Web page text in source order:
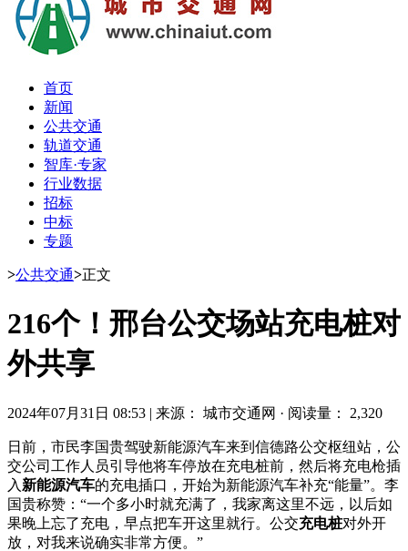
首页
新闻
公共交通
轨道交通
智库·专家
行业数据
招标
中标
专题
>公共交通>正文
216个！邢台公交场站充电桩对
外共享
2024年07月31日 08:53 | 来源： 城市交通网 · 阅读量： 2,320
日前，市民李国贵驾驶新能源汽车来到信德路公交枢纽站，公
交公司工作人员引导他将车停放在充电桩前，然后将充电枪插
入 新能源汽车的充电插口，开始为新能源汽车补充“能量”。李
国贵称赞：“一个多小时就充满了，我家离这里不远，以后如
果晚上忘了充电，早点把车开这里就行。公交充电桩对外开
放，对我来说确实非常方便。”